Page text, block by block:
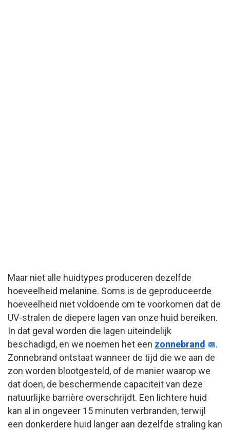
Maar niet alle huidtypes produceren dezelfde
hoeveelheid melanine. Soms is de geproduceerde
hoeveelheid niet voldoende om te voorkomen dat de
UV-stralen de diepere lagen van onze huid bereiken.
In dat geval worden die lagen uiteindelijk
beschadigd, en we noemen het een zonnebrand
.
Zonnebrand ontstaat wanneer de tijd die we aan de
zon worden blootgesteld, of de manier waarop we
dat doen, de beschermende capaciteit van deze
natuurlijke barrière overschrijdt. Een lichtere huid
kan al in ongeveer 15 minuten verbranden, terwijl
een donkerdere huid langer aan dezelfde straling kan